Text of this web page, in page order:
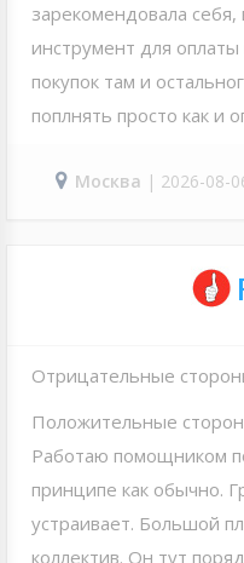
зарекомендовала
инструмент для
покупок там и
поплнять просто как и
Москва | 2026-08-
Отрицательные
Положительные
Работаю помощником
принципе как обычно.
устраивает. Большой
коллектив. Он тут